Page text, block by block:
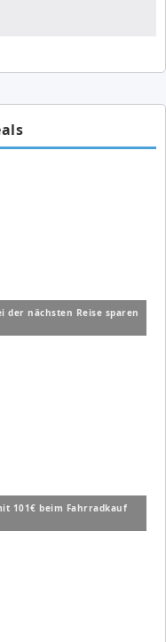
der nächsten Reise sparen
101€ beim Fahrradkauf